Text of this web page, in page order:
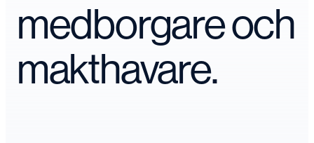
medborgare och
makthavare.